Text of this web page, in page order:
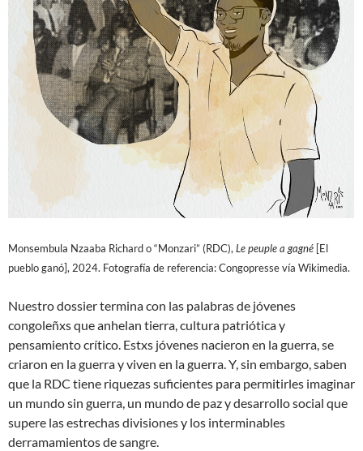
Monsembula Nzaaba Richard o “Monzari” (RDC), Le peuple a gagné [El
pueblo ganó], 2024. Fotografía de referencia: Congopresse vía Wikimedia.
Nuestro dossier termina con las palabras de jóvenes
congoleñxs que anhelan tierra, cultura patriótica y
pensamiento crítico. Estxs jóvenes nacieron en la guerra, se
criaron en la guerra y viven en la guerra. Y, sin embargo, saben
que la RDC tiene riquezas suficientes para permitirles imaginar
un mundo sin guerra, un mundo de paz y desarrollo social que
supere las estrechas divisiones y los interminables
derramamientos de sangre.